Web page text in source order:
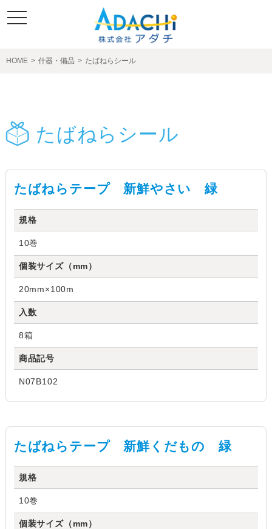
toggle
navigation
HOME > 什器・備品 > たばねらシール
たばねらシール
たばねらテープ 新鮮やさい 緑
規格
10巻
個装サイズ（mm）
20mm×100m
入数
8箱
商品記号
N07B102
たばねらテープ 新鮮くだもの 緑
規格
10巻
個装サイズ（mm）